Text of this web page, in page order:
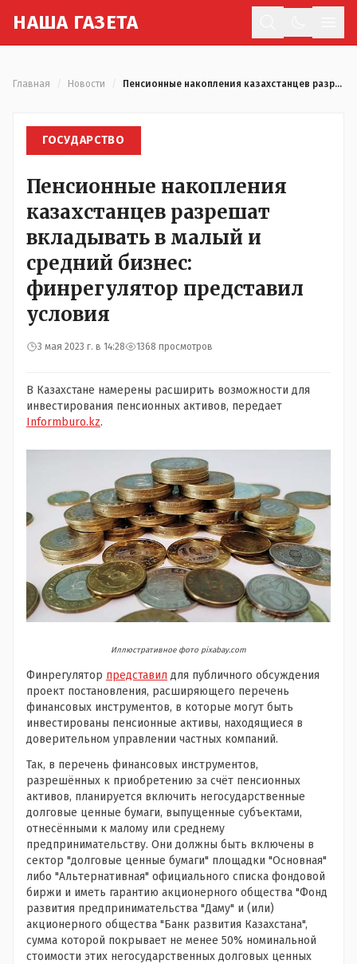
НАША ГАЗЕТА
Главная Новости Пенсионные накопления казахстанцев разрешат вкладывать в малый и средний бизнес: финрегулятор представил условия
ГОСУДАРСТВО
Пенсионные накопления
казахстанцев разрешат
вкладывать в малый и
средний бизнес:
финрегулятор представил
условия
3 мая 2023 г. в 14:28 1368 просмотров
В Казахстане намерены расширить возможности для
инвестирования пенсионных активов, передает
Informburo.kz.
Иллюстративное фото pixabay.com
Финрегулятор представил для публичного обсуждения
проект постановления, расширяющего перечень
финансовых инструментов, в которые могут быть
инвестированы пенсионные активы, находящиеся в
доверительном управлении частных компаний.
Так, в перечень финансовых инструментов,
разрешённых к приобретению за счёт пенсионных
активов, планируется включить негосударственные
долговые ценные бумаги, выпущенные субъектами,
отнесёнными к малому или среднему
предпринимательству. Они должны быть включены в
сектор "долговые ценные бумаги" площадки "Основная"
либо "Альтернативная" официального списка фондовой
биржи и иметь гарантию акционерного общества "Фонд
развития предпринимательства "Даму" и (или)
акционерного общества "Банк развития Казахстана",
сумма которой покрывает не менее 50% номинальной
стоимости этих негосударственных долговых ценных